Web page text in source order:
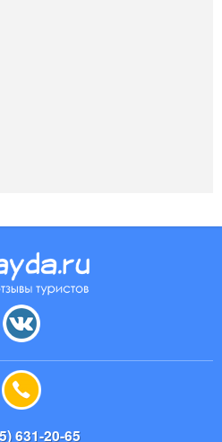
631-20-65